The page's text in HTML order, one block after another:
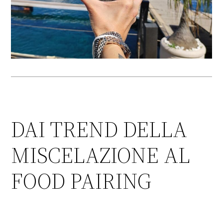
DAI TREND DELLA
MISCELAZIONE AL
FOOD PAIRING